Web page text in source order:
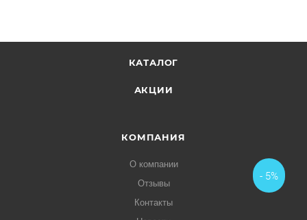
КАТАЛОГ
АКЦИИ
КОМПАНИЯ
О компании
Отзывы
Контакты
- 5%